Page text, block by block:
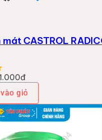
OIL 68 18L